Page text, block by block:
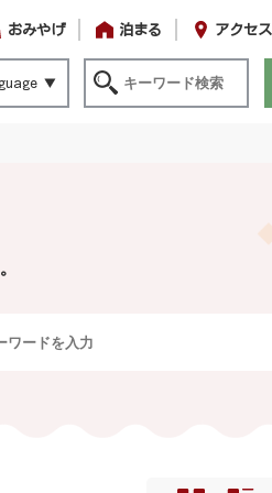
おみやげ 泊まる アクセス